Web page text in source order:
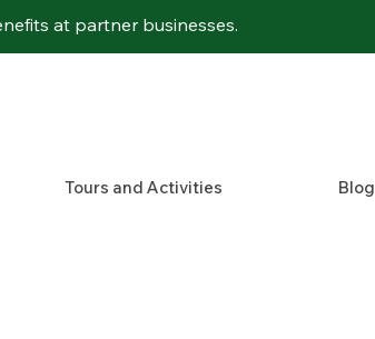
at partner businesses.
Tours and Activities Blog